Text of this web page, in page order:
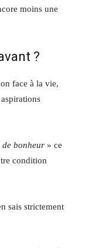
moins une
?
face à la vie,
bonheur » ce
condition
sais strictement